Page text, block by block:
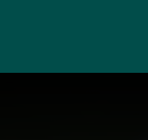
soumission aux
bousculer plus au sud